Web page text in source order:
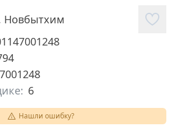
Новбытхим
6
Нашли ошибку?